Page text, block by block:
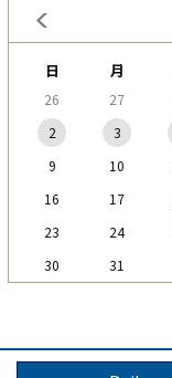
日 月
26 27
2
3
9
10
16
17
23
24
30
31